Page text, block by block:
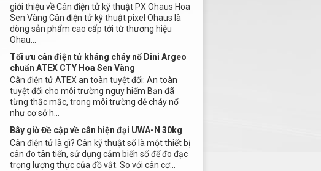
giới thiệu về Cân điện tử kỹ thuật PX Ohaus Hoa
Sen Vàng Cân điện tử kỹ thuật pixel Ohaus là
dòng sản phẩm cao cấp tới từ thương hiệu
Ohau...
Tối ưu cân điện tử kháng cháy nổ Dini Argeo
chuẩn ATEX CTY Hoa Sen Vàng
Cân điện tử ATEX an toàn tuyệt đối: An toàn
tuyệt đối cho môi trường nguy hiểm Bạn đã
từng thắc mắc, trong môi trường dễ cháy nổ
như cơ sở h...
Bây giờ Đề cập về cân hiện đại UWA-N 30kg
Cân điện tử là gì? Cân kỹ thuật số là một thiết bị
cân đo tân tiến, sử dụng cảm biến số để đo đạc
trọng lượng thực của đồ vật. So với cân cơ...